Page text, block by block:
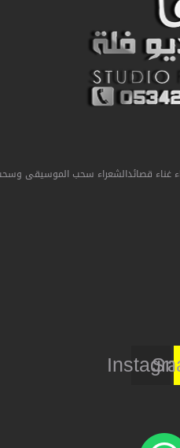
غناء قصائدالشعراء سحب الموسيقى وسحب